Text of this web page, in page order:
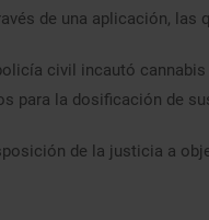
de una aplicación, las
civil incautó
para la dosificación de
de la justicia a